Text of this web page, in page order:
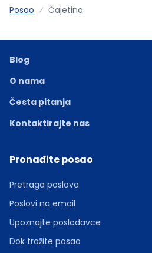
Posao Čajetina
Blog
O nama
Česta pitanja
Kontaktirajte nas
Pronađite posao
Pretraga poslova
Poslovi na email
Upoznajte poslodavce
Dok tražite posao